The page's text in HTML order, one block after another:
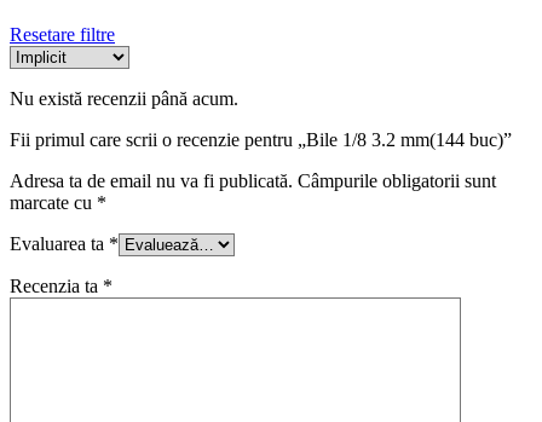
Resetare filtre
Nu există recenzii până acum.
Fii primul care scrii o recenzie pentru „Bile 1/8 3.2 mm(144 buc)”
Adresa ta de email nu va fi publicată. Câmpurile obligatorii sunt
marcate cu *
Evaluarea ta *
Recenzia ta *